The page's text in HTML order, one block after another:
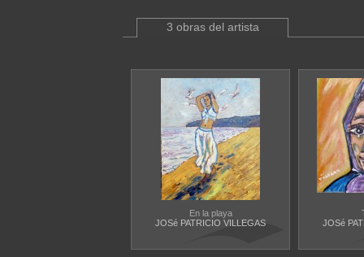
3 obras del artista
En la playa
JOSé PATRICIO VILLEGAS
JOSé